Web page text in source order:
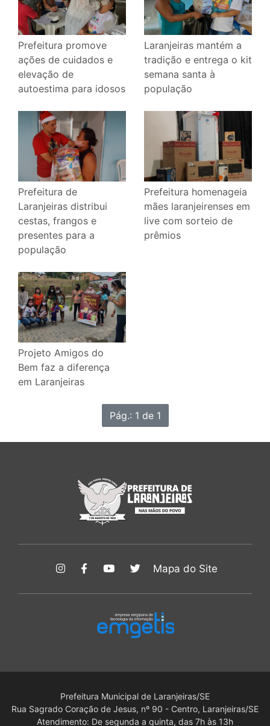
Prefeitura promove
ações de cuidados e
elevação de
autoestima para idosos
Laranjeiras mantém a
tradição e entrega o kit
semana santa à
população
Prefeitura de
Laranjeiras distribui
cestas, frangos e
presentes para a
população
Prefeitura homenageia
mães laranjeirenses em
live com sorteio de
prêmios
Projeto Amigos do
Bem faz a diferença
em Laranjeiras
Pág.: 1 de 1
Mapa do Site
Prefeitura Municipal de Laranjeiras/SE
Rua Sagrado Coração de Jesus, nº 90 - Centro, Laranjeiras/SE
Atendimento: De segunda a quinta, das 7h às 13h